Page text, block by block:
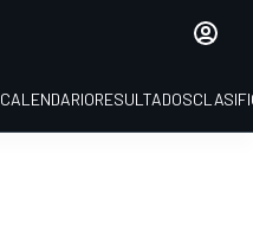
CALENDARIORESULTADOS